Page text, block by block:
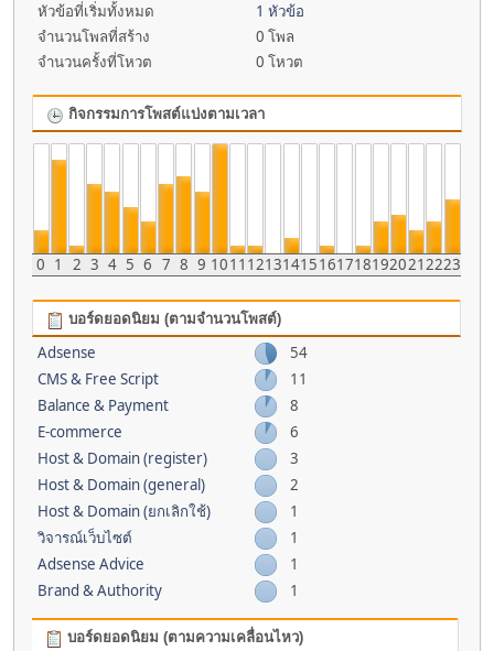
หัวข้อที่เริ่มทั้งหมด
1 หัวข้อ
จำนวนโพลที่สร้าง
0 โพล
จำนวนครั้งที่โหวต
0 โหวต
กิจกรรมการโพสต์แบ่งตามเวลา
0 1 2 3 4 5 6 7 8 9 1011 121314151617181920212223
บอร์ดยอดนิยม (ตามจำนวนโพสต์)
Adsense
54
CMS & Free Script
11
Balance & Payment
8
E-commerce
6
Host & Domain (register)
3
Host & Domain (general)
2
Host & Domain (ยกเลิกใช้)
1
วิจารณ์เว็บไซต์
1
Adsense Advice
1
Brand & Authority
1
บอร์ดยอดนิยม (ตามความเคลื่อนไหว)